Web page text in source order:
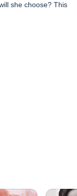
she choose? This